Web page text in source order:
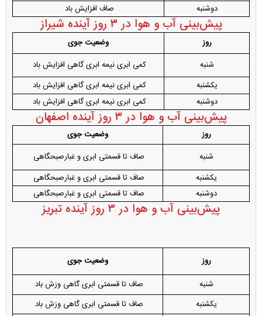
دوشنبه
صاف افزایش باد
پیش‌بینی آب و هوا در ۳ روز آینده شیراز
روز
وضعیت جوی
شنبه
کمی ابری نیمه ابری گاهی افزایش باد
یکشنبه
کمی ابری نیمه ابری گاهی افزایش باد
دوشنبه
کمی ابری نیمه ابری گاهی افزایش باد
پیش‌بینی آب و هوا در ۳ روز آینده اصفهان
روز
وضعیت جوی
شنبه
صاف تا قسمتی ابری و غبارصبحگاهی
یکشنبه
صاف تا قسمتی ابری و غبارصبحگاهی
دوشنبه
صاف تا قسمتی ابری و غبارصبحگاهی
پیش‌بینی آب و هوا در ۳ روز آینده تبریز
روز
وضعیت جوی
شنبه
صاف تا قسمتی ابری گاهی وزش باد
یکشنبه
صاف تا قسمتی ابری گاهی وزش باد